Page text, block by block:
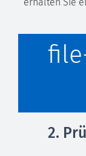
2.